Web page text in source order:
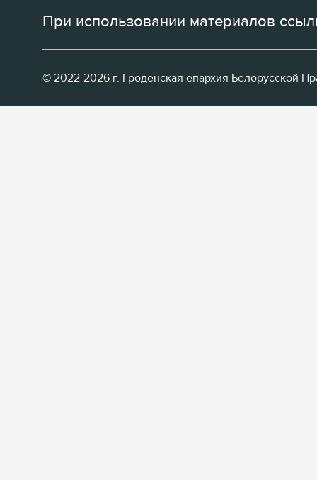
При использовании материалов
© 2022-2026 г. Гроденская епархия Белорусской